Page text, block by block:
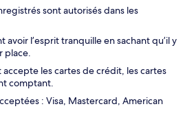
sont autorisés dans les
avoir l’esprit tranquille en sachant qu’il y
place.
les cartes de crédit, les cartes
comptant.
: Visa, Mastercard, American